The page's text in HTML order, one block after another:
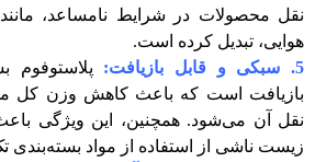
نقل محصولات در شرایط نامساعد،
هوایی، تبدیل کرده است.
5. سبکی و قابل بازیافت:
پلاستوفوم
بازیافت است که باعث کاهش وزن کل
نقل آن می‌شود. همچنین، این ویژگی
زیست ناشی از استفاده از مواد